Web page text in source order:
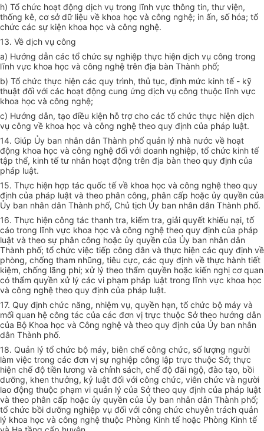
h) Tổ chức hoạt động dịch vụ trong lĩnh vực thông tin, thư viện,
thống kê, cơ sở dữ liệu về khoa học và công nghệ; in ấn, số hóa; tổ
chức các sự kiện khoa học và công nghệ.
13. Về dịch vụ công
a) Hướng dẫn các tổ chức sự nghiệp thực hiện dịch vụ công trong
lĩnh vực khoa học và công nghệ trên địa bàn Thành phố;
b) Tổ chức thực hiện các quy trình, thủ tục, định mức kinh tế - kỹ
thuật đối với các hoạt động cung ứng dịch vụ công thuộc lĩnh vực
khoa học và công nghệ;
c) Hướng dẫn, tạo điều kiện hỗ trợ cho các tổ chức thực hiện dịch
vụ công về khoa học và công nghệ theo quy định của pháp luật.
14. Giúp Ủy ban nhân dân Thành phố quản lý nhà nước về hoạt
động khoa học và công nghệ đối với doanh nghiệp, tổ chức kinh tế
tập thể, kinh tế tư nhân hoạt động trên địa bàn theo quy định của
pháp luật.
15. Thực hiện hợp tác quốc tế về khoa học và công nghệ theo quy
định của pháp luật và theo phân công, phân cấp hoặc ủy quyền của
Ủy ban nhân dân Thành phố, Chủ tịch Ủy ban nhân dân Thành phố.
16. Thực hiện công tác thanh tra, kiểm tra, giải quyết khiếu nại, tố
cáo trong lĩnh vực khoa học và công nghệ theo quy định của pháp
luật và theo sự phân công hoặc ủy quyền của Ủy ban nhân dân
Thành phố; tổ chức việc tiếp công dân và thực hiện các quy định về
phòng, chống tham nhũng, tiêu cực, các quy định về thực hành tiết
kiệm, chống lãng phí; xử lý theo thẩm quyền hoặc kiến nghị cơ quan
có thẩm quyền xử lý các vi phạm pháp luật trong lĩnh vực khoa học
và công nghệ theo quy định của pháp luật.
17. Quy định chức năng, nhiệm vụ, quyền hạn, tổ chức bộ máy và
mối quan hệ công tác của các đơn vị trực thuộc Sở theo hướng dẫn
của Bộ Khoa học và Công nghệ và theo quy định của Ủy ban nhân
dân Thành phố.
18. Quản lý tổ chức bộ máy, biên chế công chức, số lượng người
làm việc trong các đơn vị sự nghiệp công lập trực thuộc Sở; thực
hiện chế độ tiền lương và chính sách, chế độ đãi ngộ, đào tạo, bồi
dưỡng, khen thưởng, kỷ luật đối với công chức, viên chức và người
lao động thuộc phạm vi quản lý của Sở theo quy định của pháp luật
và theo phân cấp hoặc ủy quyền của Ủy ban nhân dân Thành phố;
tổ chức bồi dưỡng nghiệp vụ đối với công chức chuyên trách quản
lý khoa học và công nghệ thuộc Phòng Kinh tế hoặc Phòng Kinh tế